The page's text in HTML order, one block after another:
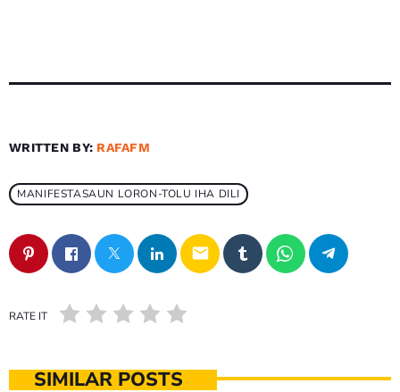
WRITTEN BY: RAFAFM
MANIFESTASAUN LORON-TOLU IHA DILI
email
RATE IT
SIMILAR POSTS